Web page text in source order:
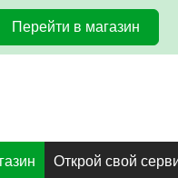
Перейти в магазин
Открой свой